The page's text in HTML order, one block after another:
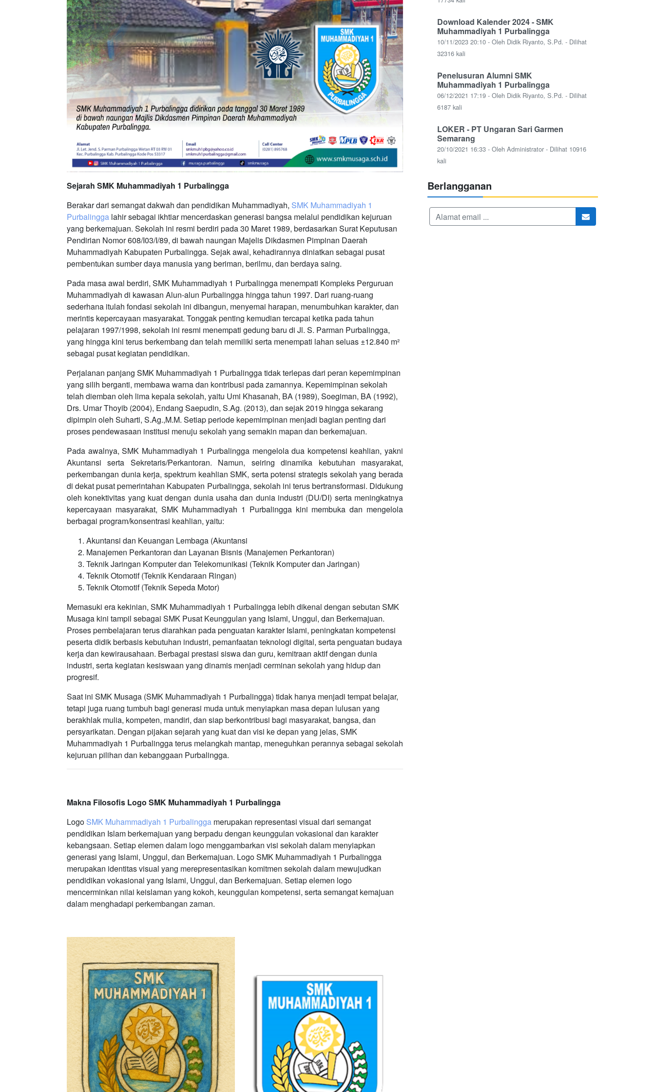
Sejarah SMK Muhammadiyah 1 Purbalingga
Berakar dari semangat dakwah dan pendidikan Muhammadiyah, SMK Muhammadiyah 1
Purbalingga lahir sebagai ikhtiar mencerdaskan generasi bangsa melalui pendidikan kejuruan
yang berkemajuan. Sekolah ini resmi berdiri pada 30 Maret 1989, berdasarkan Surat Keputusan
Pendirian Nomor 608/I03/I/89, di bawah naungan Majelis Dikdasmen Pimpinan Daerah
Muhammadiyah Kabupaten Purbalingga. Sejak awal, kehadirannya diniatkan sebagai pusat
pembentukan sumber daya manusia yang beriman, berilmu, dan berdaya saing.
Pada masa awal berdiri, SMK Muhammadiyah 1 Purbalingga menempati Kompleks Perguruan
Muhammadiyah di kawasan Alun-alun Purbalingga hingga tahun 1997. Dari ruang-ruang
sederhana itulah fondasi sekolah ini dibangun, menyemai harapan, menumbuhkan karakter, dan
merintis kepercayaan masyarakat. Tonggak penting kemudian tercapai ketika pada tahun
pelajaran 1997/1998, sekolah ini resmi menempati gedung baru di Jl. S. Parman Purbalingga,
yang hingga kini terus berkembang dan telah memiliki serta menempati lahan seluas ±12.840 m²
sebagai pusat kegiatan pendidikan.
Perjalanan panjang SMK Muhammadiyah 1 Purbalingga tidak terlepas dari peran kepemimpinan
yang silih berganti, membawa warna dan kontribusi pada zamannya. Kepemimpinan sekolah
telah diemban oleh lima kepala sekolah, yaitu Umi Khasanah, BA (1989), Soegiman, BA (1992),
Drs. Umar Thoyib (2004), Endang Saepudin, S.Ag. (2013), dan sejak 2019 hingga sekarang
dipimpin oleh Suharti, S.Ag.,M.M. Setiap periode kepemimpinan menjadi bagian penting dari
proses pendewasaan institusi menuju sekolah yang semakin mapan dan berkemajuan.
Pada awalnya, SMK Muhammadiyah 1 Purbalingga mengelola dua kompetensi keahlian, yakni
Akuntansi serta Sekretaris/Perkantoran. Namun, seiring dinamika kebutuhan masyarakat,
perkembangan dunia kerja, spektrum keahlian SMK, serta potensi strategis sekolah yang berada
di dekat pusat pemerintahan Kabupaten Purbalingga, sekolah ini terus bertransformasi. Didukung
oleh konektivitas yang kuat dengan dunia usaha dan dunia industri (DU/DI) serta meningkatnya
kepercayaan masyarakat, SMK Muhammadiyah 1 Purbalingga kini membuka dan mengelola
berbagai program/konsentrasi keahlian, yaitu:
Akuntansi dan Keuangan Lembaga (Akuntansi
Manajemen Perkantoran dan Layanan Bisnis (Manajemen Perkantoran)
Teknik Jaringan Komputer dan Telekomunikasi (Teknik Komputer dan Jaringan)
Teknik Otomotif (Teknik Kendaraan Ringan)
Teknik Otomotif (Teknik Sepeda Motor)
Memasuki era kekinian, SMK Muhammadiyah 1 Purbalingga lebih dikenal dengan sebutan SMK
Musaga kini tampil sebagai SMK Pusat Keunggulan yang Islami, Unggul, dan Berkemajuan.
Proses pembelajaran terus diarahkan pada penguatan karakter Islami, peningkatan kompetensi
peserta didik berbasis kebutuhan industri, pemanfaatan teknologi digital, serta penguatan budaya
kerja dan kewirausahaan. Berbagai prestasi siswa dan guru, kemitraan aktif dengan dunia
industri, serta kegiatan kesiswaan yang dinamis menjadi cerminan sekolah yang hidup dan
progresif.
Saat ini SMK Musaga (SMK Muhammadiyah 1 Purbalingga) tidak hanya menjadi tempat belajar,
tetapi juga ruang tumbuh bagi generasi muda untuk menyiapkan masa depan lulusan yang
berakhlak mulia, kompeten, mandiri, dan siap berkontribusi bagi masyarakat, bangsa, dan
persyarikatan. Dengan pijakan sejarah yang kuat dan visi ke depan yang jelas, SMK
Muhammadiyah 1 Purbalingga terus melangkah mantap, meneguhkan perannya sebagai sekolah
kejuruan pilihan dan kebanggaan Purbalingga.
Makna Filosofis Logo SMK Muhammadiyah 1 Purbalingga
Logo SMK Muhammadiyah 1 Purbalingga merupakan representasi visual dari semangat
pendidikan Islam berkemajuan yang berpadu dengan keunggulan vokasional dan karakter
kebangsaan. Setiap elemen dalam logo menggambarkan visi sekolah dalam menyiapkan
generasi yang Islami, Unggul, dan Berkemajuan. Logo SMK Muhammadiyah 1 Purbalingga
merupakan identitas visual yang merepresentasikan komitmen sekolah dalam mewujudkan
pendidikan vokasional yang Islami, Unggul, dan Berkemajuan. Setiap elemen logo
mencerminkan nilai keislaman yang kokoh, keunggulan kompetensi, serta semangat kemajuan
dalam menghadapi perkembangan zaman.
Download Kalender 2024 - SMK
Muhammadiyah 1 Purbalingga
10/11/2023 20:10 - Oleh Didik Riyanto, S.Pd. - Dilihat
32316 kali
Penelusuran Alumni SMK
Muhammadiyah 1 Purbalingga
06/12/2021 17:19 - Oleh Didik Riyanto, S.Pd. - Dilihat
6187 kali
LOKER - PT Ungaran Sari Garmen
Semarang
20/10/2021 16:33 - Oleh Administrator - Dilihat 10916
kali
Berlangganan